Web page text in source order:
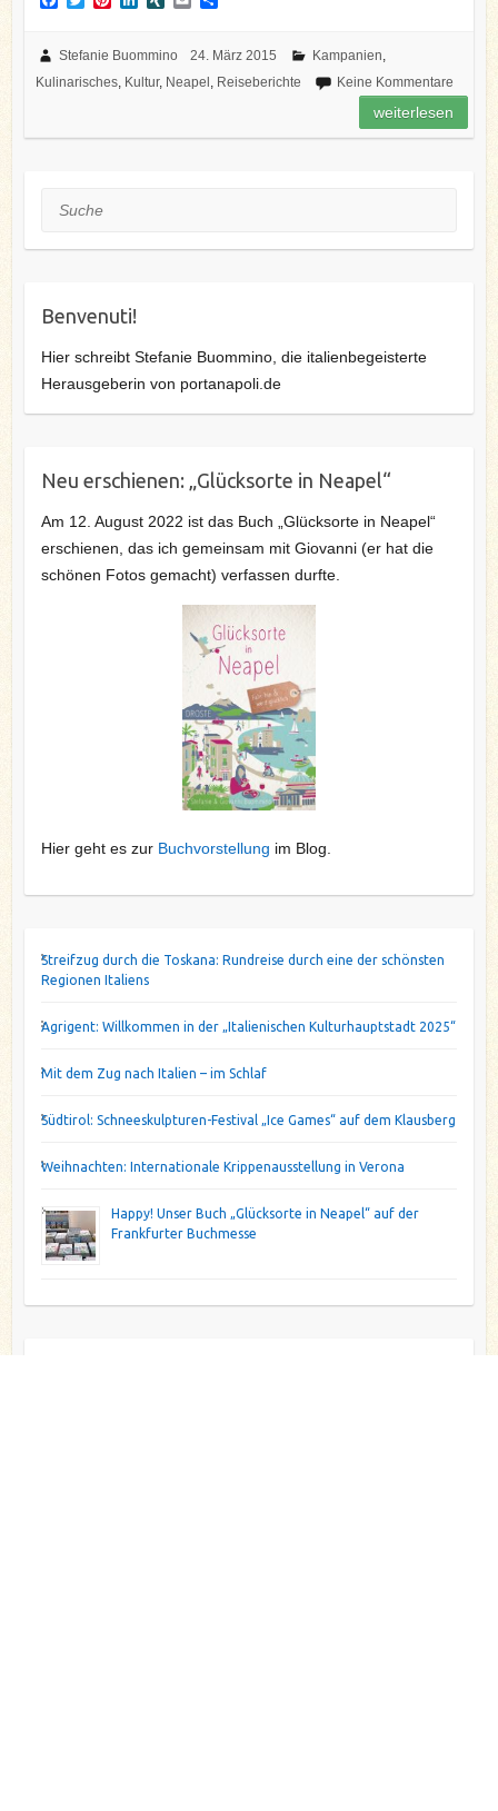
e
o
t
e
t
r
t
k
d
G
i
l
n
Stefanie Buommino 24. März 2015 Kampanien,
Kulinarisches, Kultur, Neapel , Reiseberichte Keine Kommentare
weiterlesen
Suche
Benvenuti!
Hier schreibt Stefanie Buommino, die italienbegeisterte
Herausgeberin von portanapoli.de
Neu erschienen: „Glücksorte in Neapel“
Am 12. August 2022 ist das Buch „Glücksorte in Neapel“
erschienen, das ich gemeinsam mit Giovanni (er hat die
schönen Fotos gemacht) verfassen durfte.
Hier geht es zur Buchvorstellung im Blog.
Streifzug durch die Toskana: Rundreise durch eine der schönsten
Regionen Italiens
Agrigent: Willkommen in der „Italienischen Kulturhauptstadt 2025“
Mit dem Zug nach Italien – im Schlaf
Südtirol: Schneeskulpturen-Festival „Ice Games“ auf dem Klausberg
Weihnachten: Internationale Krippenausstellung in Verona
Happy! Unser Buch „Glücksorte in Neapel“ auf der
Frankfurter Buchmesse